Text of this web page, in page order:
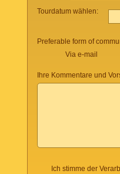
Tourdatum wählen:
Preferable form of
Via e-mail
Ihre Kommentare und
Ich stimme der